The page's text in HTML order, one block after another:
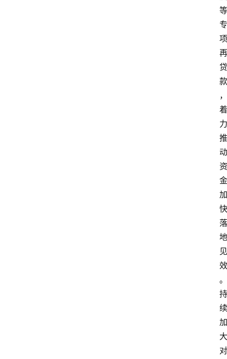
等
专
项
再
贷
款
，
着
力
推
动
资
金
加
快
落
地
见
效
。
持
续
加
大
对